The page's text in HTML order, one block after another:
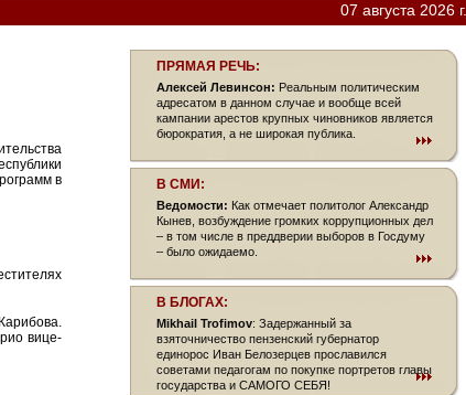
07 августа 2026 г.
в
вице-
ПРЯМАЯ РЕЧЬ:
Алексей Левинсон: Реальным политическим
адресатом в данном случае и вообще всей
кампании арестов крупных чиновников является
бюрократия, а не широкая публика.
В СМИ:
Ведомости: Как отмечает политолог Александр
Кынев, возбуждение громких коррупционных дел
– в том числе в преддверии выборов в Госдуму
– было ожидаемо.
В БЛОГАХ:
Mikhail Trofimov: Задержанный за
взяточничество пензенский губернатор
единорос Иван Белозерцев прославился
советами педагогам по покупке портретов главы
государства и САМОГО СЕБЯ!